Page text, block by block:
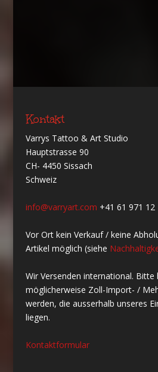
Kontakt
Varrys Tattoo & Art Studio
Hauptstrasse 90
CH- 4450 Sissach
Schweiz
info@varryart.com +41 61 971 12
Vor Ort kein Verkauf / keine
Artikel möglich (siehe
Wir Versenden international. Bitte
möglicherweise Zoll-Import- /
werden, die ausserhalb unseres
liegen.
Kontaktformular